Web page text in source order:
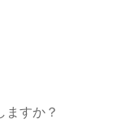
ますか？